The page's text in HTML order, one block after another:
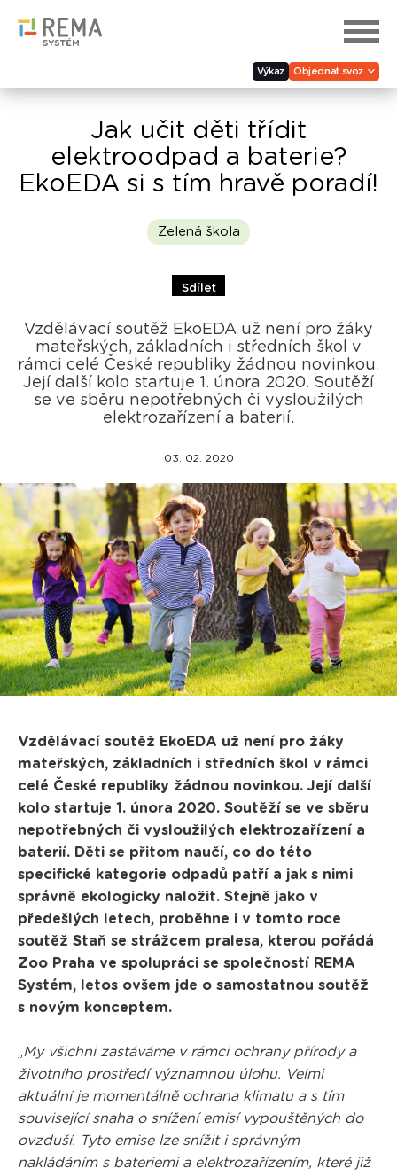
Výkaz Objednat svoz
Jak učit děti třídit
elektroodpad a baterie?
EkoEDA si s tím hravě poradí!
Zelená škola
Sdílet
Vzdělávací soutěž EkoEDA už není pro žáky
mateřských, základních i středních škol v
rámci celé České republiky žádnou novinkou.
Její další kolo startuje 1. února 2020. Soutěží
se ve sběru nepotřebných či vysloužilých
elektrozařízení a baterií.
03. 02. 2020
Vzdělávací soutěž EkoEDA už není pro žáky
mateřských, základních i středních škol v rámci
celé České republiky žádnou novinkou. Její další
kolo startuje 1. února 2020. Soutěží se ve sběru
nepotřebných či vysloužilých elektrozařízení a
baterií. Děti se přitom naučí, co do této
specifické kategorie odpadů patří a jak s nimi
správně ekologicky naložit. Stejně jako v
předešlých letech, proběhne i v tomto roce
soutěž Staň se strážcem pralesa, kterou pořádá
Zoo Praha ve spolupráci se společností REMA
Systém, letos ovšem jde o samostatnou soutěž
s novým konceptem.
„My všichni zastáváme v rámci ochrany přírody a
životního prostředí významnou úlohu. Velmi
aktuální je momentálně ochrana klimatu a s tím
související snaha o snížení emisí vypouštěných do
ovzduší. Tyto emise lze snížit i správným
nakládáním s bateriemi a elektrozařízením, které již